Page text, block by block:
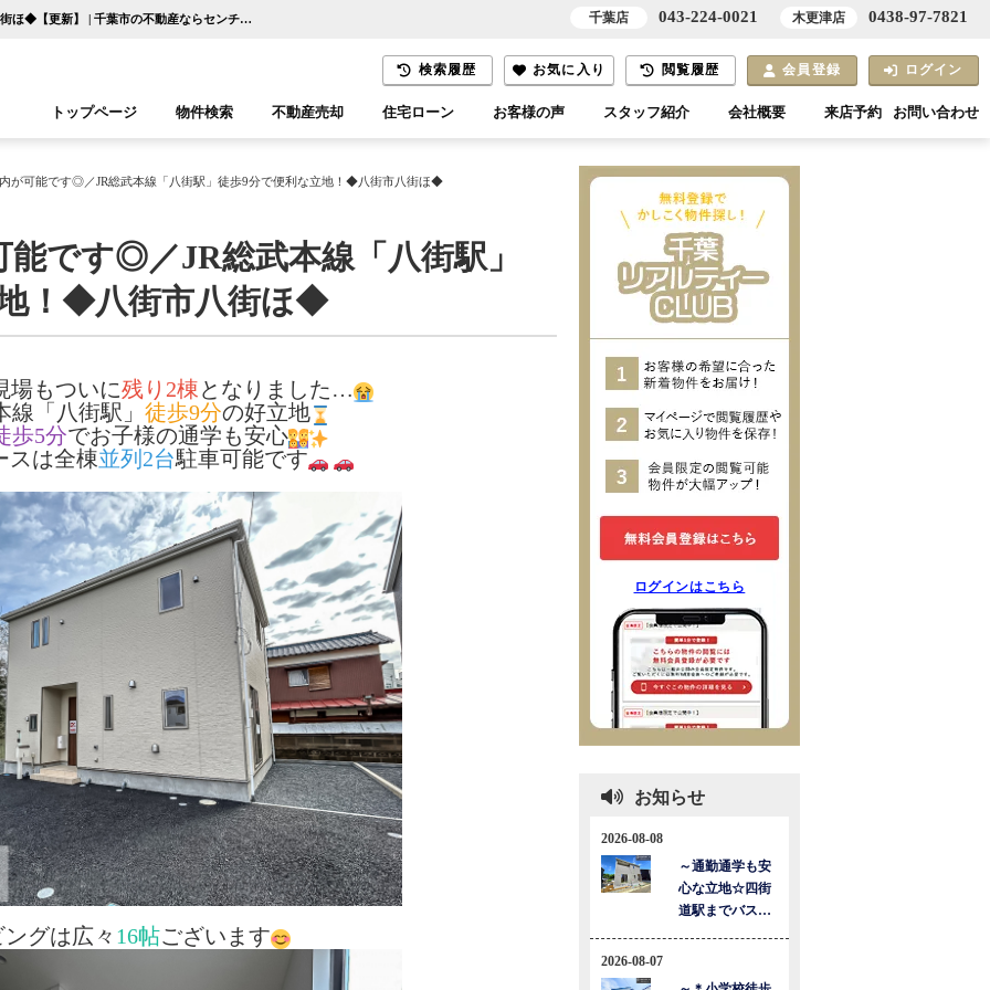
＼当日のご案内が可能です◎／JR総武本線「八街駅」徒歩9分で便利な立地！◆八街市八街ほ◆【更新】 | 千葉市の不動産ならセンチュリー21千葉リアルティー
検索履歴 お気に入り 閲覧履歴 会員登録 ログイン
トップページ 物件検索
千葉エリア 木更津エリア
不動産売却 住宅ローン お客様の声 スタッフ紹介 会社概要 来店予約 お問い合わせ
が可能です◎／JR総武本線「八街駅」徒歩9分で便利な立地！◆八街市八街ほ◆
です◎／JR総武本線「八街駅」
！◆八街市八街ほ◆
場もついに残り2棟となりました…
線「八街駅」 徒歩9分の好立地
歩5分でお子様の通学も安心
スは全棟並列2台駐車可能です
グは広々 16帖ございます
ログインはこちら
お知らせ
千葉店 043-224-0021 木更津店 0438-97-7821